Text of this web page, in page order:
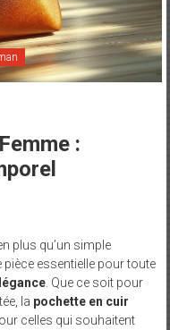
:
plus qu’un simple
essentielle pour toute
. Que ce soit pour
la pochette en cuir
celles qui souhaitent